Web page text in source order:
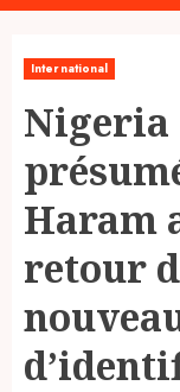
Menu
International
Nigeria
Haram
retour